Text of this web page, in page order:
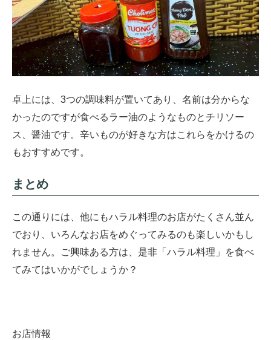
卓上には、3つの調味料が置いてあり、名前は分からな
かったのですが食べるラー油のようなものとチリソー
ス、醤油です。辛いものが好きな方はこれらをかけるの
もおすすめです。
まとめ
この通りには、他にもハラル料理のお店がたくさん並ん
でおり、いろんなお店をめぐってみるのも楽しいかもし
れません。ご興味ある方は、是非「ハラル料理」を食べ
てみてはいかがでしょうか？
お店情報